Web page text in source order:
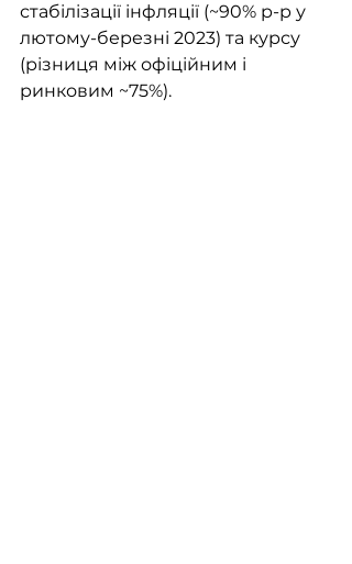
стабілізації інфляції (~90% р-р у
лютому-березні 2023) та курсу
(різниця між офіційним і
ринковим ~75%).